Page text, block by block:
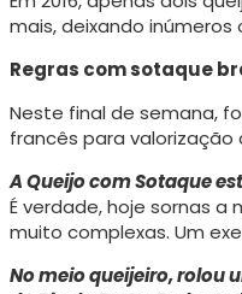
mais, deixando inúmeros
Regras com sotaque
Neste final de semana,
francês para valorização
A Queijo com Sotaque
É verdade, hoje sornas
muito complexas. Um
No meio queijeiro, rolou